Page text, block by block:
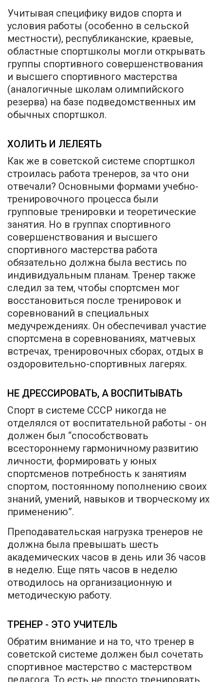
Учитывая специфику видов спорта и
условия работы (особенно в сельской
местности), республиканские, краевые,
областные спортшколы могли открывать
группы спортивного совершенствования
и высшего спортивного мастерства
(аналогичные школам олимпийского
резерва) на базе подведомственных им
обычных спортшкол.
ХОЛИТЬ И ЛЕЛЕЯТЬ
Как же в советской системе спортшкол
строилась работа тренеров, за что они
отвечали? Основными формами учебно-
тренировочного процесса были
групповые тренировки и теоретические
занятия. Но в группах спортивного
совершенствования и высшего
спортивного мастерства работа
обязательно должна была вестись по
индивидуальным планам. Тренер также
следил за тем, чтобы спортсмен мог
восстановиться после тренировок и
соревнований в специальных
медучреждениях. Он обеспечивал участие
спортсмена в соревнованиях, матчевых
встречах, тренировочных сборах, отдых в
оздоровительно-спортивных лагерях.
НЕ ДРЕССИРОВАТЬ, А ВОСПИТЫВАТЬ
Спорт в системе СССР никогда не
отделялся от воспитательной работы - он
должен был “способствовать
всестороннему гармоничному развитию
личности, формировать у юных
спортсменов потребность к занятиям
спортом, постоянному пополнению своих
знаний, умений, навыков и творческому их
применению”.
Преподавательская нагрузка тренеров не
должна была превышать шесть
академических часов в день или 36 часов
в неделю. Еще пять часов в неделю
отводилось на организационную и
методическую работу.
ТРЕНЕР - ЭТО УЧИТЕЛЬ
Обратим внимание и на то, что тренер в
советской системе должен был сочетать
спортивное мастерство с мастерством
педагога. То есть не просто тренировать